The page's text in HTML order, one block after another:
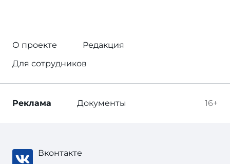
О проекте
Редакция
Для сотрудников
16+
Реклама Документы
Вконтакте